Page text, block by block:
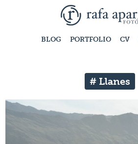
BLOG PORTFOLIO CV
# Llanes